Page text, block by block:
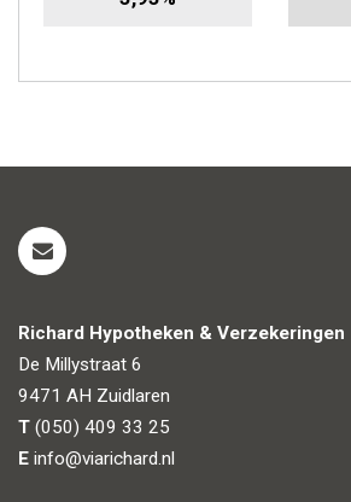
Richard Hypotheken & Verzekeringen
De Millystraat 6
9471 AH Zuidlaren
T (050) 409 33 25
E info@viarichard.nl